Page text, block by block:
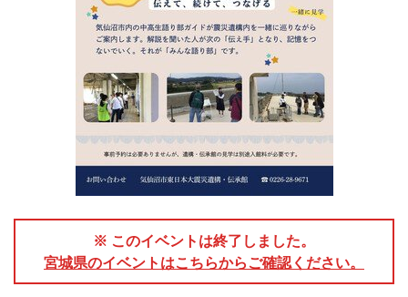
※ このイベントは終了しました。
宮城県のイベントはこちらからご確認ください。